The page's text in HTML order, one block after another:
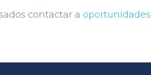
contactar a